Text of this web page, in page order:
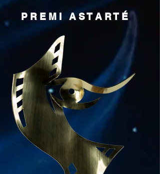
P R E M I A S T A R T É